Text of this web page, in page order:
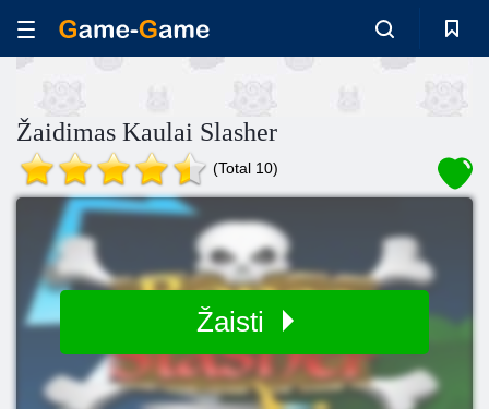
Žaidimas Kaulai Slasher
(Total 10)
Žaisti